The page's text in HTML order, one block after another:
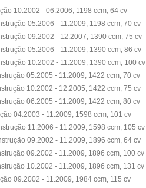
10.2002 - 06.2006, 1198 ccm, 64 cv
05.2006 - 11.2009, 1198 ccm, 70 cv
09.2002 - 12.2007, 1390 ccm, 75 cv
05.2006 - 11.2009, 1390 ccm, 86 cv
10.2002 - 11.2009, 1390 ccm, 100 cv
05.2005 - 11.2009, 1422 ccm, 70 cv
10.2002 - 12.2005, 1422 ccm, 75 cv
06.2005 - 11.2009, 1422 ccm, 80 cv
04.2003 - 11.2009, 1598 ccm, 101 cv
11.2006 - 11.2009, 1598 ccm, 105 cv
09.2002 - 11.2009, 1896 ccm, 64 cv
09.2002 - 11.2009, 1896 ccm, 100 cv
10.2002 - 11.2009, 1896 ccm, 131 cv
09.2002 - 11.2009, 1984 ccm, 115 cv